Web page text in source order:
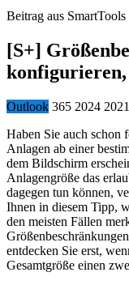
Beitrag aus
[S+]
konfigurieren,
Outlook 365 2024 2021
Haben Sie auch schon
Anlagen ab einer
dem Bildschirm
Anlagengröße das
dagegen tun können,
Ihnen in diesem Tipp,
den meisten Fällen
entdecken Sie erst,
Gesamtgröße einen